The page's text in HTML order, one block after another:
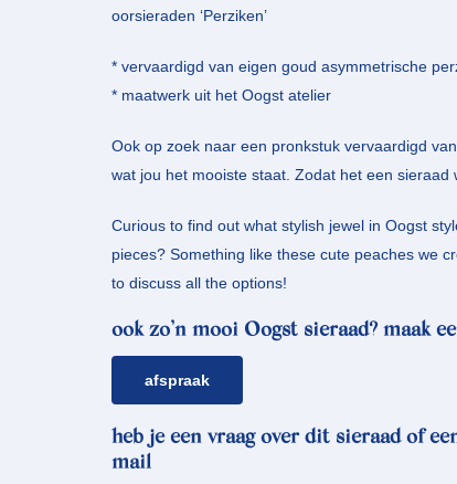
oorsieraden ‘Perziken’
* vervaardigd van eigen goud asymmetrische
* maatwerk uit het Oogst atelier
Ook op zoek naar een pronkstuk vervaardigd
wat jou het mooiste staat. Zodat het een
Curious to find out what stylish jewel in Oogst
pieces? Something like these cute peaches we
to discuss all the options!
ook zo’n mooi Oogst sieraad? maak
afspraak
heb je een vraag over dit sieraad of
mail